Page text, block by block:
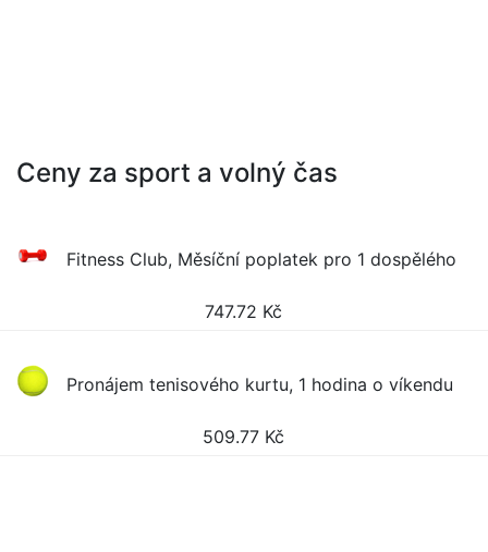
Ceny za sport a volný čas
Fitness Club, Měsíční poplatek pro 1 dospělého
747.72 Kč
Pronájem tenisového kurtu, 1 hodina o víkendu
509.77 Kč